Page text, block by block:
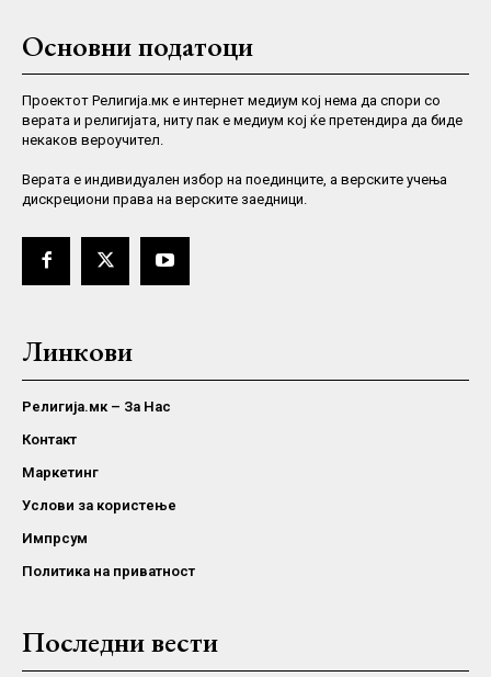
Основни податоци
Проектот Религија.мк е интернет медиум кој нема да спори со
верата и религијата, ниту пак е медиум кој ќе претендира да биде
некаков вероучител.
Верaта е индивидуален избор на поединците, а верските учења
дискрециони права на верските заедници.
Линкови
Религија.мк – За Нас
Контакт
Маркетинг
Услови за користење
Импрсум
Политика на приватност
Последни вести